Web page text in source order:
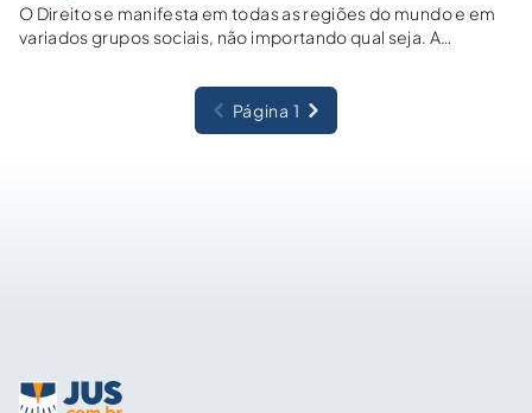
O Direito se manifesta em todas as regiões do mundo e em
variados grupos sociais, não importando qual seja. A
humanidade, ditando regras e deveres para paz social,
segurança. Uma dessas evoluções...
Página 1